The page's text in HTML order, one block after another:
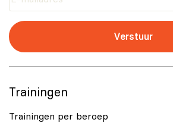
Verstuur
Trainingen
Trainingen per beroep